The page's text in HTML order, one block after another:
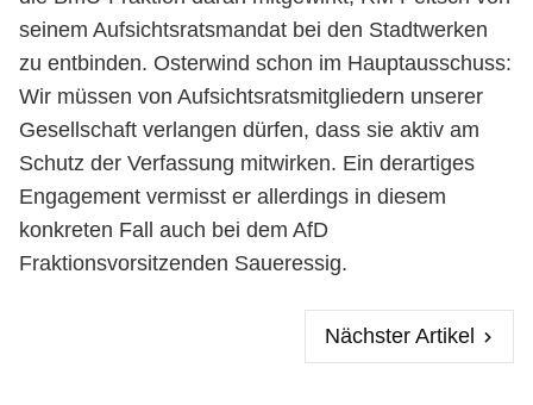
seinem Aufsichtsratsmandat bei den Stadtwerken
zu entbinden. Osterwind schon im Hauptausschuss:
Wir müssen von Aufsichtsratsmitgliedern unserer
Gesellschaft verlangen dürfen, dass sie aktiv am
Schutz der Verfassung mitwirken. Ein derartiges
Engagement vermisst er allerdings in diesem
konkreten Fall auch bei dem AfD
Fraktionsvorsitzenden Saueressig.
Nächster Artikel